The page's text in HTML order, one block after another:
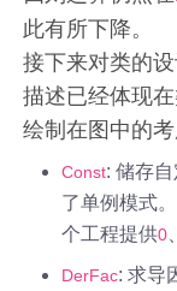
此有所下降。
接下来对类的
描述已经体现
绘制在图中的考
Const: 储存
了单例模式
个工程提供0
DerFac: 求导